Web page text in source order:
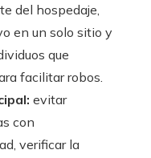
del hospedaje,
en un solo sitio y
que
facilitar robos.
evitar
con
verificar la